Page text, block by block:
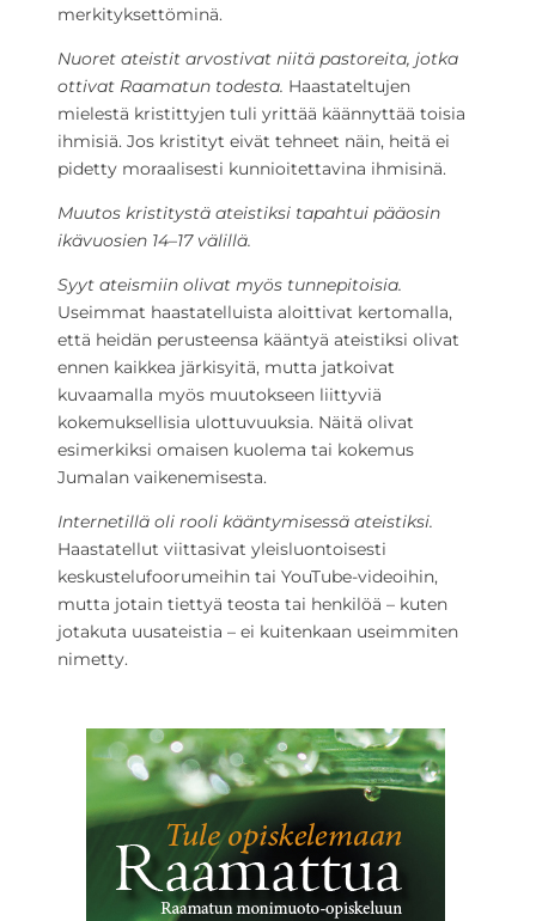
merkityksettöminä.
Nuoret ateistit arvostivat niitä pastoreita, jotka
ottivat Raamatun todesta. Haastateltujen
mielestä kristittyjen tuli yrittää käännyttää toisia
ihmisiä. Jos kristityt eivät tehneet näin, heitä ei
pidetty moraalisesti kunnioitettavina ihmisinä.
Muutos kristitystä ateistiksi tapahtui pääosin
ikävuosien 14–17 välillä.
Syyt ateismiin olivat myös tunnepitoisia.
Useimmat haastatelluista aloittivat kertomalla,
että heidän perusteensa kääntyä ateistiksi olivat
ennen kaikkea järkisyitä, mutta jatkoivat
kuvaamalla myös muutokseen liittyviä
kokemuksellisia ulottuvuuksia. Näitä olivat
esimerkiksi omaisen kuolema tai kokemus
Jumalan vaikenemisesta.
Internetillä oli rooli kääntymisessä ateistiksi.
Haastatellut viittasivat yleisluontoisesti
keskustelufoorumeihin tai YouTube-videoihin,
mutta jotain tiettyä teosta tai henkilöä – kuten
jotakuta uusateistia – ei kuitenkaan useimmiten
nimetty.